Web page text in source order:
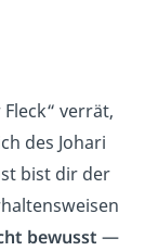
Fleck“ verrät,
des Johari
bist dir der
bewusst —